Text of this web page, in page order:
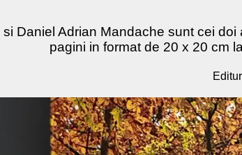
Daniel Adrian Mandache sunt cei
pagini in format de 20 x 20 cm